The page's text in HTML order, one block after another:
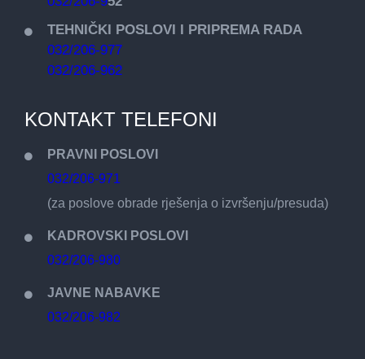
TEHNIČKI POSLOVI I PRIPREMA RADA
032/206-977
032/206-962
KONTAKT TELEFONI
PRAVNI POSLOVI
032/206-971
(za poslove obrade rješenja o izvršenju/presuda)
KADROVSKI POSLOVI
032/206-980
JAVNE NABAVKE
032/206-982